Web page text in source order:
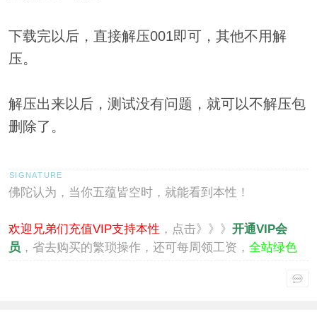
下载完以后，直接解压001即可，其他不用解
压。
解压出来以后，测试没有问题，就可以不解压包
删除了。
佛陀认为，当你五蕴皆空时，就能看到本性！
欢迎兄弟们充值VIP支持本性 ，点击》》》 开通VIP会
员 ，省去购买的繁琐操作，还可每周领工资， 全站绿色